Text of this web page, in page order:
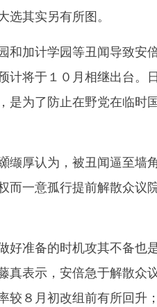
其实另有所图。
加计学园等丑闻导致安倍
计将于１０月相继出台。
是为了防止在野党在临时
厚认为，被丑闻逼至墙
而一意孤行提前解散众议
准备的时机攻其不备也
真表示，安倍急于解散众
较８月初改组前有所回升